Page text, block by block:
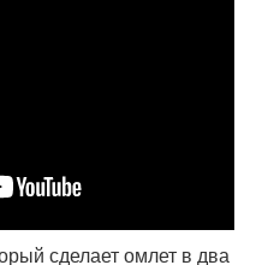
сделает омлет в два